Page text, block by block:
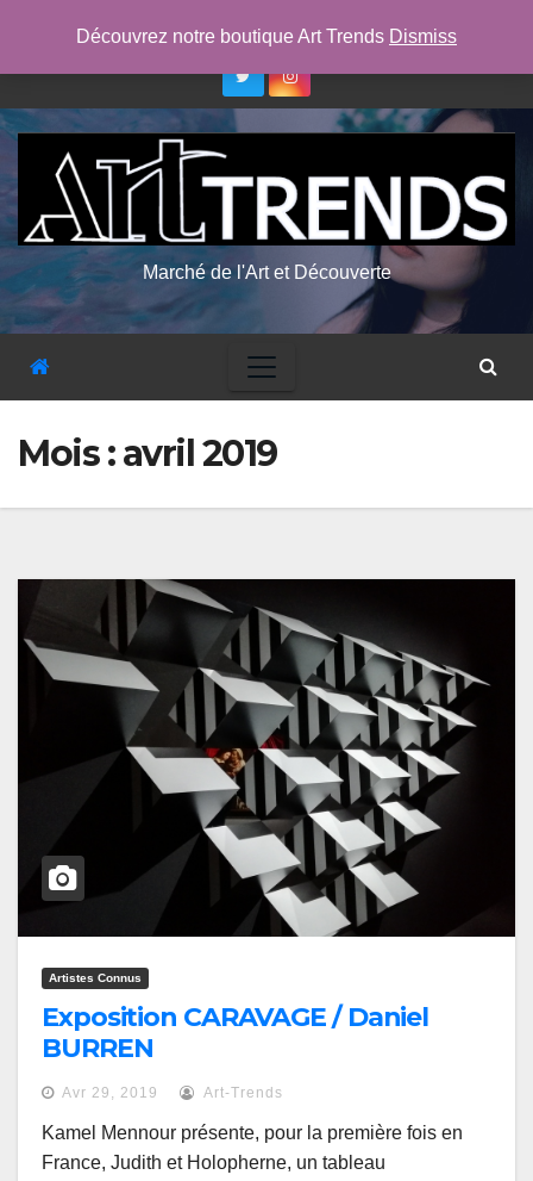
ven. Août 7th, 2026 1:57:02 AM
Marché de l'Art et Découverte
Mois :avril 2019
Artistes Connus
Exposition CARAVAGE / Daniel
BURREN
Avr 29, 2019 Art-Trends
Kamel Mennour présente, pour la première fois en
France, Judith et Holopherne, un tableau
Découvrez notre boutique Art Trends Dismiss